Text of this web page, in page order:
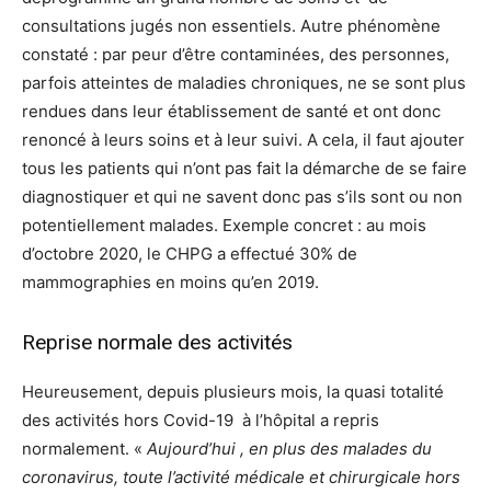
consultations jugés non essentiels. Autre phénomène
constaté : par peur d’être contaminées, des personnes,
parfois atteintes de maladies chroniques, ne se sont plus
rendues dans leur établissement de santé et ont donc
renoncé à leurs soins et à leur suivi. A cela, il faut ajouter
tous les patients qui n’ont pas fait la démarche de se faire
diagnostiquer et qui ne savent donc pas s’ils sont ou non
potentiellement malades. Exemple concret : au mois
d’octobre 2020, le CHPG a effectué 30% de
mammographies en moins qu’en 2019.
Reprise normale des activités
Heureusement, depuis plusieurs mois, la quasi totalité
des activités hors Covid-19 à l’hôpital a repris
normalement. « Aujourd’hui , en plus des malades du
coronavirus, toute l’activité médicale et chirurgicale hors